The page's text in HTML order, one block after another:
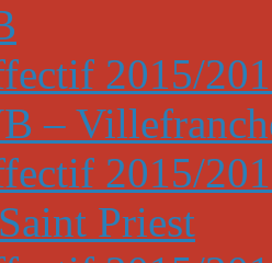
2015/
–
2015/
Priest